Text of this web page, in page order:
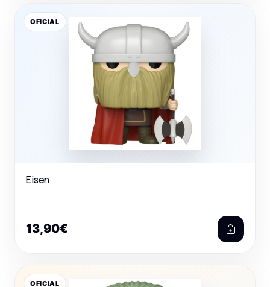
OFICIAL
Eisen
13,90€
OFICIAL